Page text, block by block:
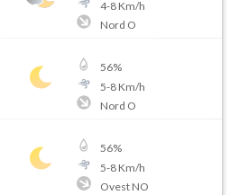
4-8Km/h
Nord O
56%
5-8Km/h
Nord O
56%
5-8Km/h
Ovest NO